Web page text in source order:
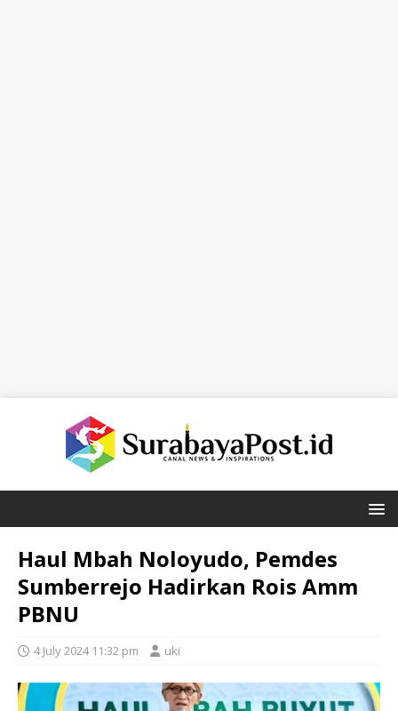
Haul Mbah Noloyudo, Pemdes
Sumberrejo Hadirkan Rois Amm
PBNU
4 July 2024 11:32 pm uki